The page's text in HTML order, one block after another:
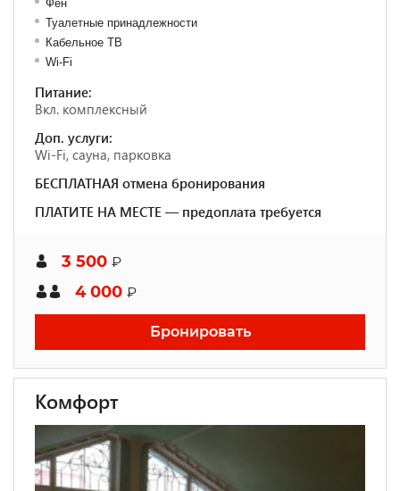
Фен
Туалетные принадлежности
Кабельное ТВ
Wi-Fi
Питание:
Вкл. комплексный
Доп. услуги:
Wi-Fi, сауна, парковка
БЕСПЛАТНАЯ отмена бронирования
ПЛАТИТЕ НА МЕСТЕ — предоплата требуется
3 500 ₽
4 000 ₽
Бронировать
Комфорт